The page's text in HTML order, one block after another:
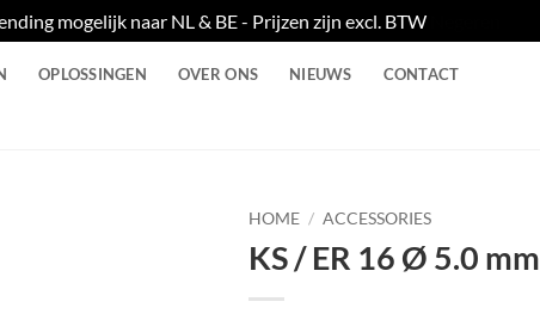
mogelijk naar NL & BE - Prijzen zijn excl. BTW
OPLOSSINGEN OVER ONS NIEUWS CONTACT
HOME / ACCESSORIES
KS / ER 16 Ø 5.0 mm